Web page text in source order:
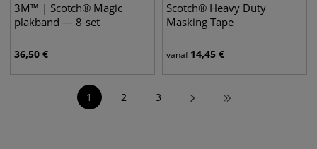
3M™ | Scotch® Magic
plakband — 8-set
36,50 €
Scotch® Heavy Duty
Masking Tape
vanaf 14,45 €
1 2 3